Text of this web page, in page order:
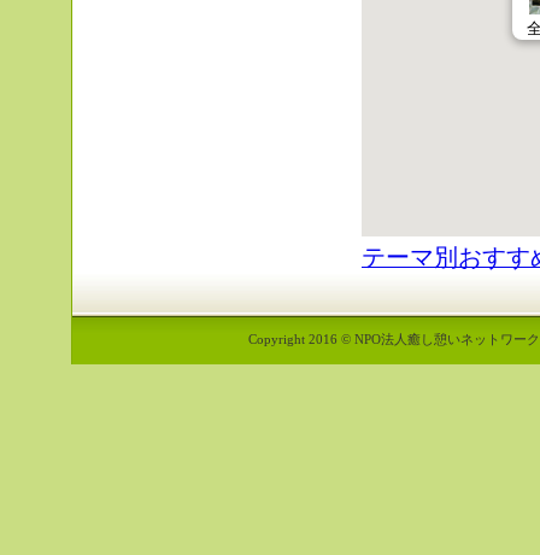
テーマ別おすす
Copyright 2016 © NPO法人癒し憩いネットワー